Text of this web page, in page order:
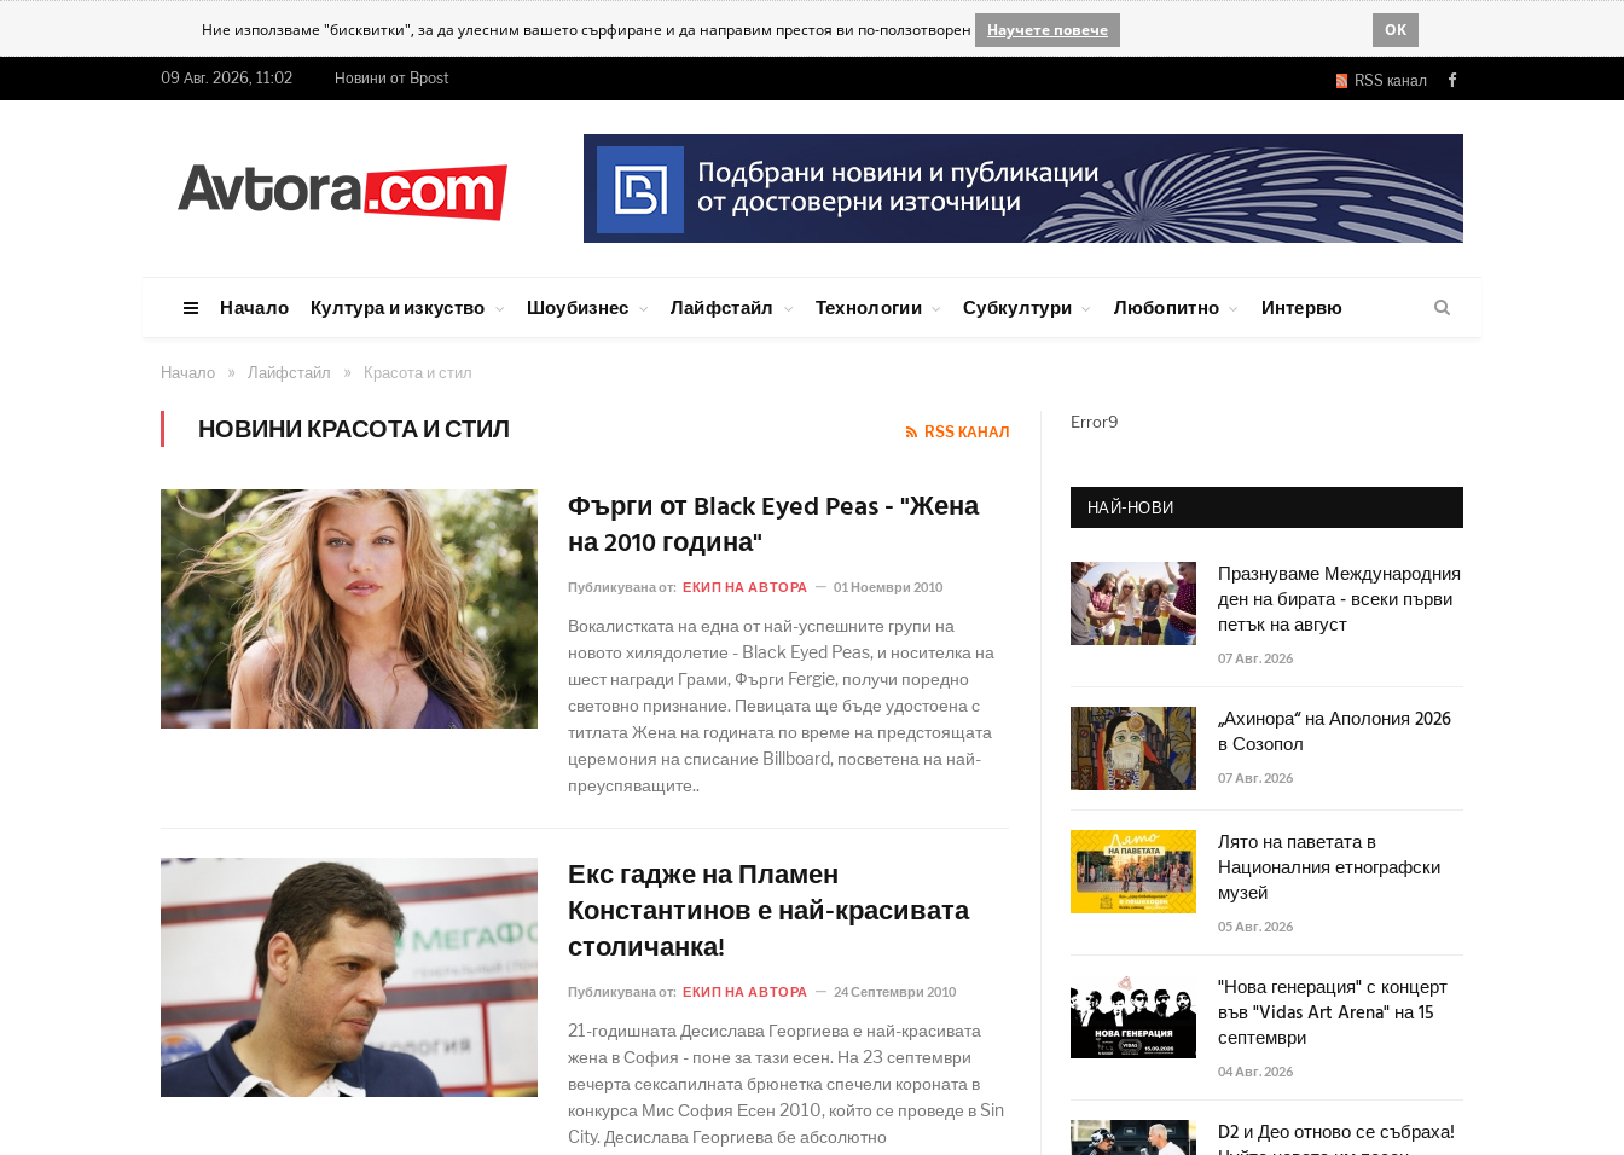
Ние използваме "бисквитки", за да улесним вашето сърфиране и да направим престоя ви по-ползотворен Научете повече OK
09 Авг. 2026, 11:02 Новини от Bpost RSS канал Facebook
Начало Култура и изкуство Шоубизнес Лайфстайл Технологии Субкултури Любопитно Интервю
Начало » Лайфстайл » Красота и стил
НОВИНИ КРАСОТА И СТИЛ RSS КАНАЛ
Фърги от Black Eyed Peas - "Жена
на 2010 година"
Публикувана от: ЕКИП НА АВТОРА 01 Ноември 2010
Вокалистката на една от най-успешните групи на
новото хилядолетие - Black Eyed Peas, и носителка на
шест награди Грами, Фърги Fergie, получи поредно
световно признание. Певицата ще бъде удостоена с
титлата Жена на годината по време на предстоящата
церемония на списание Billboard, посветена на най-
преуспяващите..
Екс гадже на Пламен
Константинов е най-красивата
столичанка!
Публикувана от: ЕКИП НА АВТОРА 24 Септември 2010
21-годишната Десислава Георгиева е най-красивата
жена в София - поне за тази есен. На 23 септември
вечерта сексапилната брюнетка спечели короната в
конкурса Мис София Есен 2010, който се проведе в Sin
City. Десислава Георгиева бе абсолютно
Error9
НАЙ-НОВИ
Празнуваме Международния
ден на бирата - всеки първи
петък на август
07 Авг. 2026
„Ахинора“ на Аполония 2026
в Созопол
07 Авг. 2026
Лято на паветата в
Националния етнографски
музей
05 Авг. 2026
"Нова генерация" с концерт
във "Vidas Art Arena" на 15
септември
04 Авг. 2026
D2 и Део отново се събраха!